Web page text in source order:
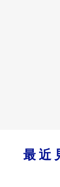
最近